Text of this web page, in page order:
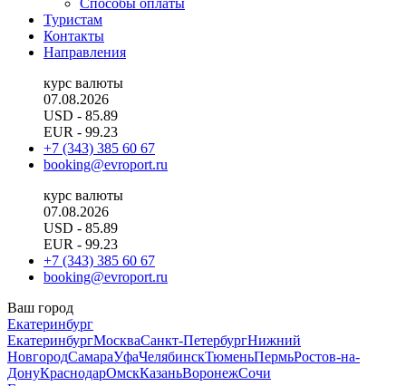
Способы оплаты
Туристам
Контакты
Направления
курс валюты
07.08.2026
USD - 85.89
EUR - 99.23
+7 (343) 385 60 67
booking@evroport.ru
курс валюты
07.08.2026
USD - 85.89
EUR - 99.23
+7 (343) 385 60 67
booking@evroport.ru
Ваш город
Екатеринбург
ЕкатеринбургМоскваСанкт-ПетербургНижний
НовгородСамараУфаЧелябинскТюменьПермьРостов-на-
ДонуКраснодарОмскКазаньВоронежСочи